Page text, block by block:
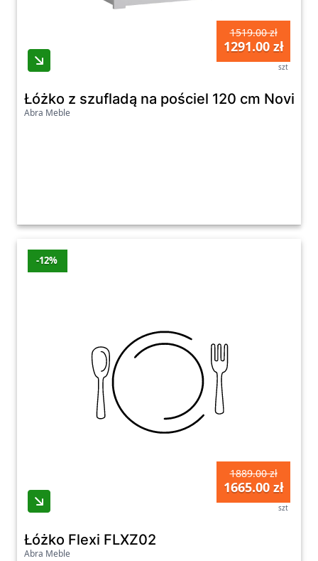
1519.00 zł
1291.00 zł
szt
Łóżko z szufladą na pościel 120 cm Novi
Abra Meble
-12%
1889.00 zł
1665.00 zł
szt
Łóżko Flexi FLXZ02
Abra Meble